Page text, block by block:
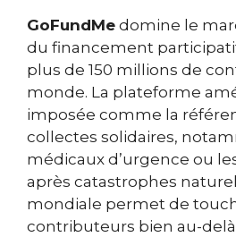
GoFundMe domine le
du financement
plus de 150 millions de
monde. La plateforme
imposée comme la
collectes solidaires,
médicaux d’urgence ou
après catastrophes
mondiale permet de
contributeurs bien au-